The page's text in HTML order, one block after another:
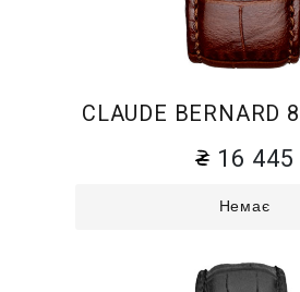
CLAUDE BERNARD
16 445
Немає